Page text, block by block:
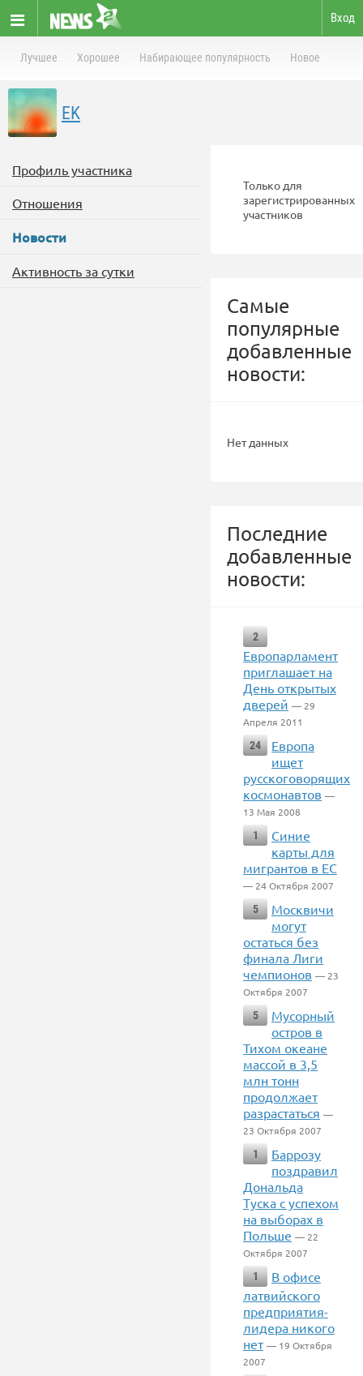
Вход
Лучшее Хорошее Набирающее популярность Новое
EK
Профиль участника
Отношения
Новости
Активность за сутки
Только для
зарегистрированных
участников
Самые
популярные
добавленные
новости:
Нет данных
Последние
добавленные
новости:
2
Европарламент
приглашает на
День открытых
дверей — 29
Апреля 2011
24
Европа
ищет
русскоговорящих
космонавтов —
13 Мая 2008
1
Синие
карты для
мигрантов в ЕС
— 24 Октября 2007
5
Москвичи
могут
остаться без
финала Лиги
чемпионов — 23
Октября 2007
5
Мусорный
остров в
Тихом океане
массой в 3,5
млн тонн
продолжает
разрастаться —
23 Октября 2007
1
Баррозу
поздравил
Дональда
Туска с успехом
на выборах в
Польше — 22
Октября 2007
1
В офисе
латвийского
предприятия-
лидера никого
нет — 19 Октября
2007